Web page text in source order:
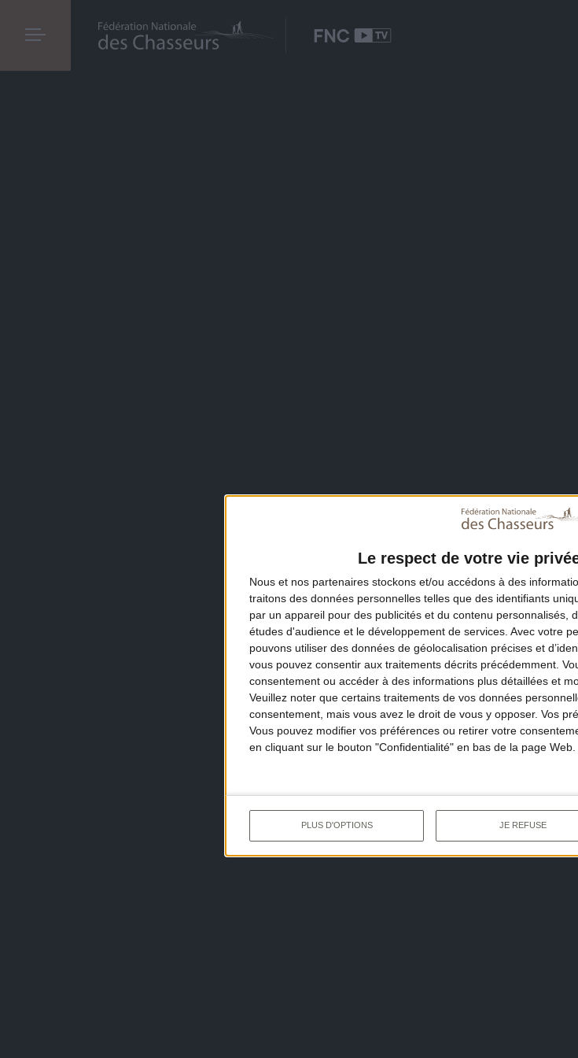
Le respect de votre vie
Nous et nos partenaires stockons et/ou accédons à des
traitons des données personnelles telles que des identifiants
par un appareil pour des publicités et du contenu personnalisés,
études d'audience et le développement de services. Avec votre
pouvons utiliser des données de géolocalisation précises et
vous pouvez consentir aux traitements décrits précédemment.
consentement ou accéder à des informations plus détaillées et
Veuillez noter que certains traitements de vos données
consentement, mais vous avez le droit de vous y opposer. Vos
Vous pouvez modifier vos préférences ou retirer votre
en cliquant sur le bouton "Confidentialité" en bas de la page Web.
PLUS D'OPTIONS JE REFUSE